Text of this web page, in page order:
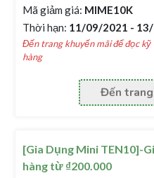
Mã giảm giá: MIME10K
Thời hạn: 11/09/2021 -
Đến trang khuyến mãi để đọc
hàng
Đến
[Gia Dụng Mini TEN10]-
hàng từ ₫200.000